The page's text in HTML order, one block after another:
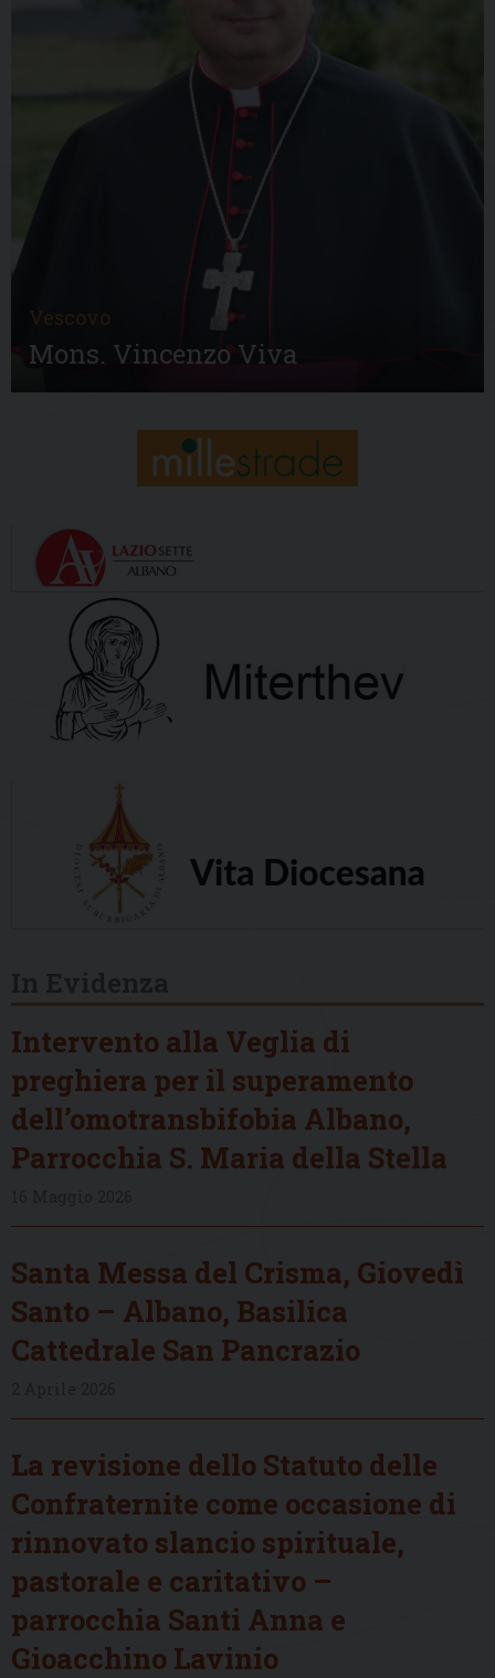
Vescovo
Mons. Vincenzo Viva
Intervento alla Veglia di
preghiera per il superamento
dell’omotransbifobia Albano,
Parrocchia S. Maria della Stella
Santa Messa del Crisma, Giovedì
Santo – Albano, Basilica
Cattedrale San Pancrazio
La revisione dello Statuto delle
Confraternite come occasione di
rinnovato slancio spirituale,
pastorale e caritativo –
parrocchia Santi Anna e
Gioacchino Lavinio